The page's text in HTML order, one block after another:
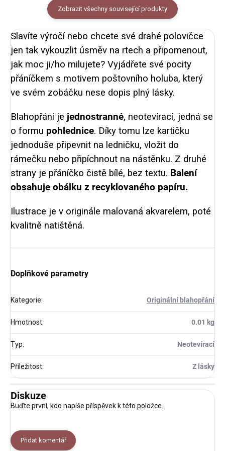
Zobrazit všechny související produkty
Slavíte výročí nebo chcete své drahé polovičce
jen tak vykouzlit úsměv na rtech a připomenout,
jak moc ji/ho milujete? Vyjádřete své pocity
přáníčkem s motivem poštovního holuba, který
ve svém zobáčku nese dopis plný lásky.
Blahopřání je jednostranné, neotevírací, jedná se
o formu pohlednice. Díky tomu lze kartičku
jednoduše připevnit na ledničku, vložit do
rámečku nebo připíchnout na nástěnku. Z druhé
strany je přáníčko čistě bílé, bez textu. Balení
obsahuje obálku z recyklovaného papíru.
Ilustrace je v originále malovaná akvarelem, poté
kvalitně natištěná.
Doplňkové parametry
Kategorie: Originální blahopřání
Hmotnost: 0.01 kg
Typ: Neotevírací
Příležitost: Z lásky
Diskuze
Buďte první, kdo napíše příspěvek k této položce.
Přidat komentář